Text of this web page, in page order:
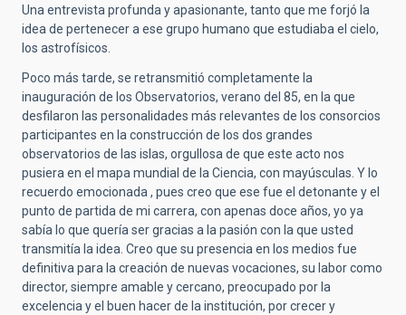
Una entrevista profunda y apasionante, tanto que me forjó la
idea de pertenecer a ese grupo humano que estudiaba el cielo,
los astrofísicos.
Poco más tarde, se retransmitió completamente la
inauguración de los Observatorios, verano del 85, en la que
desfilaron las personalidades más relevantes de los consorcios
participantes en la construcción de los dos grandes
observatorios de las islas, orgullosa de que este acto nos
pusiera en el mapa mundial de la Ciencia, con mayúsculas. Y lo
recuerdo emocionada , pues creo que ese fue el detonante y el
punto de partida de mi carrera, con apenas doce años, yo ya
sabía lo que quería ser gracias a la pasión con la que usted
transmitía la idea. Creo que su presencia en los medios fue
definitiva para la creación de nuevas vocaciones, su labor como
director, siempre amable y cercano, preocupado por la
excelencia y el buen hacer de la institución, por crecer y